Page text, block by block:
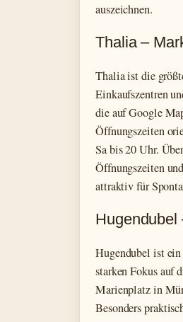
auszeichnen.
Thalia –
Thalia ist die
Einkaufszentren
die auf Google
Öffnungszeiten
Sa bis 20 Uhr.
Öffnungszeiten
attraktiv für
Hugendubel
Hugendubel ist
starken Fokus auf
Marienplatz in
Besonders